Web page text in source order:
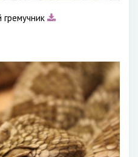
гремучник